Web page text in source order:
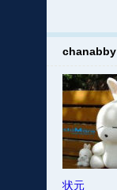
chanabby
状元